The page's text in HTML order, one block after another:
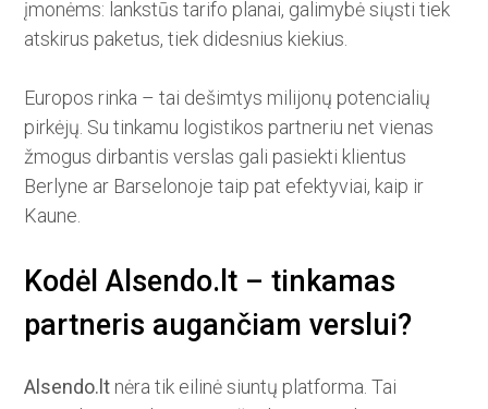
įmonėms: lankstūs tarifo planai, galimybė siųsti tiek
atskirus paketus, tiek didesnius kiekius.
Europos rinka – tai dešimtys milijonų potencialių
pirkėjų. Su tinkamu logistikos partneriu net vienas
žmogus dirbantis verslas gali pasiekti klientus
Berlyne ar Barselonoje taip pat efektyviai, kaip ir
Kaune.
Kodėl Alsendo.lt – tinkamas
partneris augančiam verslui?
Alsendo.lt nėra tik eilinė siuntų platforma. Tai